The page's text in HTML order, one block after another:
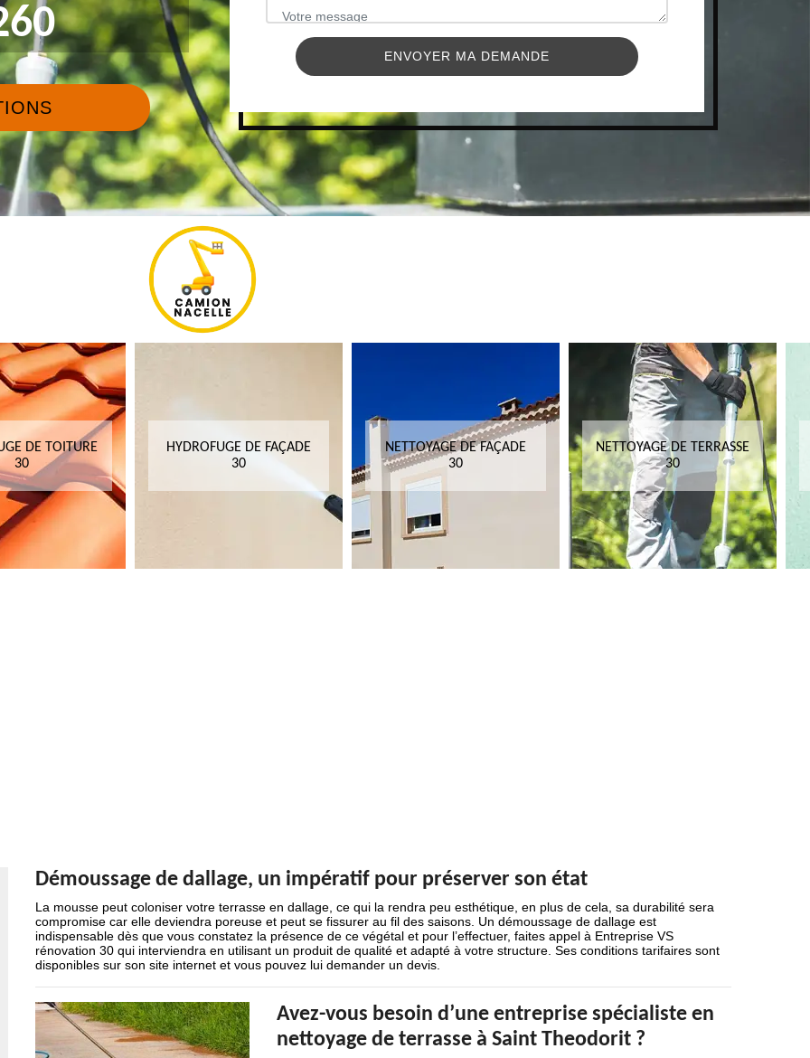
DE TOITURE
30
HYDROFUGE DE FAÇADE
30
NETTOYAGE DE FAÇADE
30
NETTOYAGE DE TERRASSE
30
Démoussage de dallage, un impératif pour préserver son état
La mousse peut coloniser votre terrasse en dallage, ce qui la rendra peu esthétique, en plus de cela, sa durabilité sera
compromise car elle deviendra poreuse et peut se fissurer au fil des saisons. Un démoussage de dallage est
indispensable dès que vous constatez la présence de ce végétal et pour l’effectuer, faites appel à Entreprise VS
rénovation 30 qui interviendra en utilisant un produit de qualité et adapté à votre structure. Ses conditions tarifaires sont
disponibles sur son site internet et vous pouvez lui demander un devis.
Avez-vous besoin d’une entreprise spécialiste en
nettoyage de terrasse à Saint Theodorit ?